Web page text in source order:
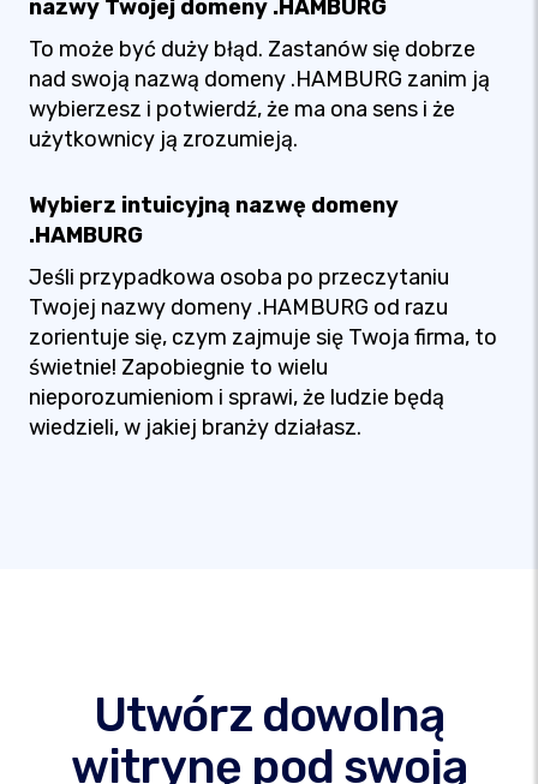
nazwy Twojej domeny .HAMBURG
To może być duży błąd. Zastanów się dobrze
nad swoją nazwą domeny .HAMBURG zanim ją
wybierzesz i potwierdź, że ma ona sens i że
użytkownicy ją zrozumieją.
Wybierz intuicyjną nazwę domeny
.HAMBURG
Jeśli przypadkowa osoba po przeczytaniu
Twojej nazwy domeny .HAMBURG od razu
zorientuje się, czym zajmuje się Twoja firma, to
świetnie! Zapobiegnie to wielu
nieporozumieniom i sprawi, że ludzie będą
wiedzieli, w jakiej branży działasz.
Utwórz dowolną
witrynę pod swoją